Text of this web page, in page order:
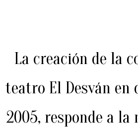
La creación de la
teatro El Desván en
2005, responde a la